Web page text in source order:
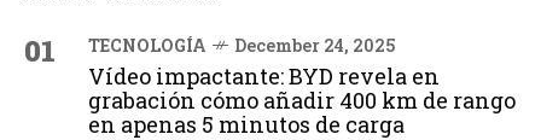
01 TECNOLOGÍA December 24, 2025
Vídeo impactante: BYD revela en
grabación cómo añadir 400 km de rango
en apenas 5 minutos de carga